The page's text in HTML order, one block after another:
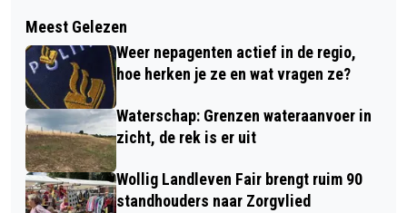
JUBILEUM HIGHLANDGAMES WORDT
GEVIERD MET SCHOTSE
HOOGLANDERS, BÖKKERS ÉN
HEINOOS
WAAR IN DE REGIO KUN JE OP
HEMELVAARTSDAG DAUWTRAPPEN?
Meest Gelezen
Weer nepagenten actief in de regio,
hoe herken je ze en wat vragen ze?
Waterschap: Grenzen wateraanvoer in
zicht, de rek is er uit
Wollig Landleven Fair brengt ruim 90
standhouders naar Zorgvlied